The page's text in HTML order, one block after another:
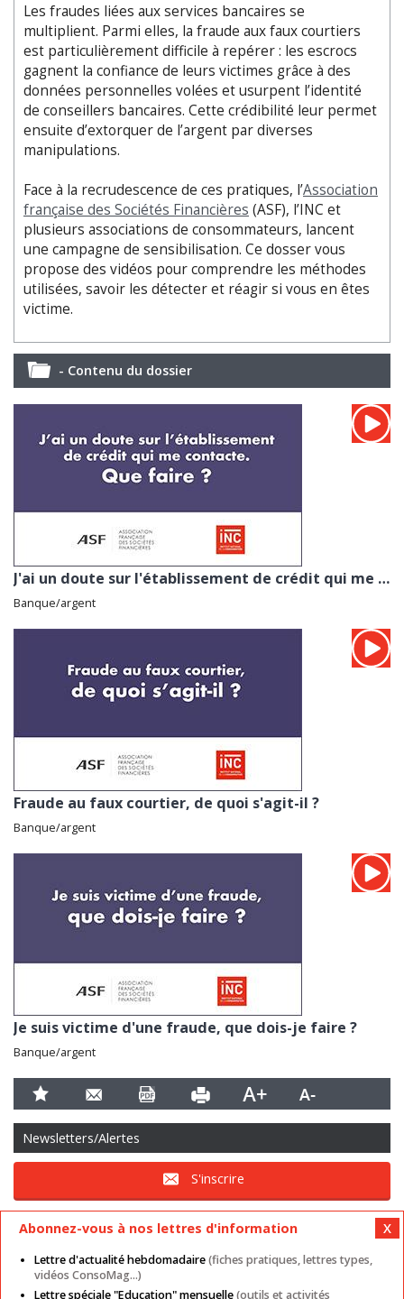
Les fraudes liées aux services bancaires se
multiplient. Parmi elles, la fraude aux faux courtiers
est particulièrement difficile à repérer : les escrocs
gagnent la confiance de leurs victimes grâce à des
données personnelles volées et usurpent l’identité
de conseillers bancaires. Cette crédibilité leur permet
ensuite d’extorquer de l’argent par diverses
manipulations.
Face à la recrudescence de ces pratiques, l’Association
française des Sociétés Financières (ASF), l’INC et
plusieurs associations de consommateurs, lancent
une campagne de sensibilisation. Ce dosser vous
propose des vidéos pour comprendre les méthodes
utilisées, savoir les détecter et réagir si vous en êtes
victime.
- Contenu du dossier
J'ai un doute sur l'établissement de crédit qui me contacte. Que faire ?
Banque/argent
Fraude au faux courtier, de quoi s'agit-il ?
Banque/argent
Je suis victime d'une fraude, que dois-je faire ?
Banque/argent
Newsletters/Alertes
S'inscrire
Abonnez-vous à nos lettres d'information
Lettre d'actualité hebdomadaire(fiches pratiques, lettres types,
vidéos ConsoMag...)
Lettre spéciale "Education" mensuelle(outils et activités